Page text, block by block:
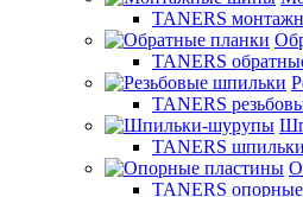
TANERS
TANERS
TANERS
TANERS
TANERS